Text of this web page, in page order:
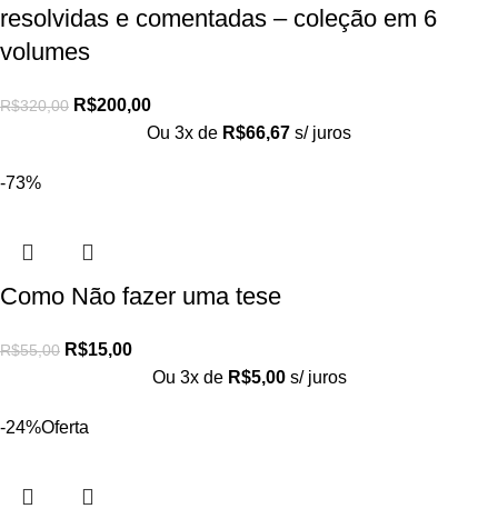
resolvidas e comentadas – coleção em 6
volumes
R$320,00 R$200,00
Ou 3x de R$66,67 s/ juros
-73%
Como Não fazer uma tese
R$55,00 R$15,00
Ou 3x de R$5,00 s/ juros
-24%Oferta